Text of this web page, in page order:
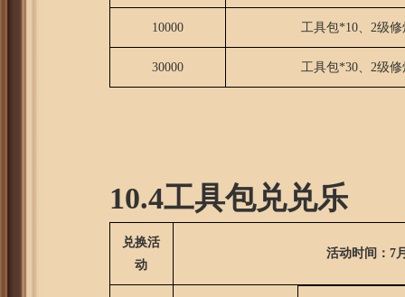
10000 工具包*10、2级
30000 工具包*30、2级
10.4工具包兑兑乐
兑换活
动
活动时间：7